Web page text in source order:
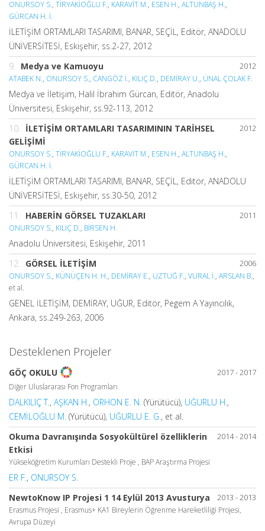
ONURSOY S., TİRYAKİOĞLU F., KARAVİT M., ESEN H., ALTUNBAŞ H.,
GÜRCAN H. İ.
İLETİŞİM ORTAMLARI TASARIMI, BANAR, SEÇİL, Editör, ANADOLU
ÜNİVERSİTESİ, Eskişehir, ss.2-27, 2012
2012
9. Medya ve Kamuoyu
ATABEK N., ONURSOY S., CANGÖZ İ., KILIÇ D., DEMİRAY U., ÜNAL ÇOLAK F.
Medya ve İletişim, Halil İbrahim Gürcan, Editör, Anadolu
Üniversitesi, Eskişehir, ss.92-113, 2012
2012
10. İLETİŞİM ORTAMLARI TASARIMININ TARİHSEL
GELİŞİMİ
ONURSOY S., TİRYAKİOĞLU F., KARAVİT M., ESEN H., ALTUNBAŞ H.,
GÜRCAN H. İ.
İLETİŞİM ORTAMLARI TASARIMI, BANAR, SEÇİL, Editör, ANADOLU
ÜNİVERSİTESİ, Eskişehir, ss.30-50, 2012
2011
11. HABERİN GÖRSEL TUZAKLARI
ONURSOY S., KILIÇ D., BİRSEN H.
Anadolu Üniversitesi, Eskişehir, 2011
2006
12. GÖRSEL İLETİŞİM
ONURSOY S., KÜNÜÇEN H. H., DEMİRAY E., UZTUĞ F., VURAL İ., ARSLAN B.,
et al.
GENEL İLETİŞİM, DEMİRAY, UĞUR, Editör, Pegem A Yayıncılık,
Ankara, ss.249-263, 2006
Desteklenen Projeler
2017 - 2017
GÖÇ OKULU
Diğer Uluslararası Fon Programları
DALKILIÇ T., AŞKAN H., ORHON E. N. (Yürütücü), UĞURLU H.,
CEMİLOĞLU M. (Yürütücü), UĞURLU E. G., et al.
2014 - 2014
Okuma Davranışında Sosyokültürel özelliklerin
Etkisi
Yükseköğretim Kurumları Destekli Proje , BAP Araştırma Projesi
ER F., ONURSOY S.
2013 - 2013
NewtoKnow IP Projesi 1 14 Eylül 2013 Avusturya
Erasmus Projesi , Erasmus+ KA1 Bireylerin Öğrenme Hareketliliği Projesi,
Avrupa Düzeyi